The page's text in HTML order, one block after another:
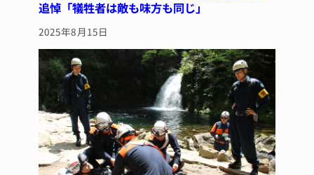
追悼「犠牲者は敵も味方も同じ」
2025年8月15日